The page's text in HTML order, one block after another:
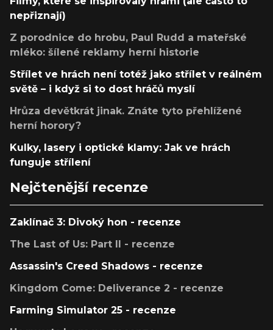
nepřiznají)
Z porodnice do hrobu, Paul Rudd a mateřské
mléko: šílené reklamy herní historie
Střílet ve hrách není totéž jako střílet v reálném
světě – i když si to dost hráčů myslí
Hrůza devětkrát jinak. Znáte tyto přehlížené
herní horory?
Kulky, lasery i optické klamy: Jak ve hrách
funguje střílení
Nejčtenější recenze
Zaklínač 3: Divoký hon - recenze
The Last of Us: Part II - recenze
Assassin's Creed Shadows - recenze
Kingdom Come: Deliverance 2 - recenze
Farming Simulator 25 - recenze